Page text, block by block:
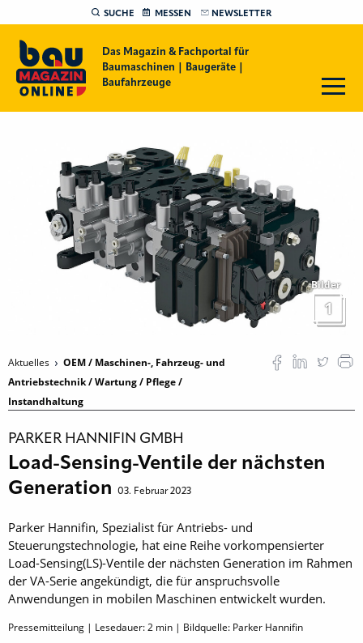
SUCHE MESSEN NEWSLETTER
Das Magazin & Fachportal für
Baumaschinen | Baugeräte |
Baufahrzeuge
Bilder
1
Aktuelles
OEM / Maschinen-, Fahrzeug- und
Antriebstechnik / Wartung / Pflege /
Instandhaltung
PARKER HANNIFIN GMBH
Load-Sensing-Ventile der nächsten
Generation
03. Februar 2023
Parker Hannifin, Spezialist für Antriebs- und
Steuerungstechnologie, hat eine Reihe vorkompensierter
Load-Sensing(LS)-Ventile der nächsten Generation im Rahmen
der VA-Serie angekündigt, die für anspruchsvolle
Anwendungen in mobilen Maschinen entwickelt wurden.
Pressemitteilung | Lesedauer:2 min | Bildquelle: Parker Hannifin